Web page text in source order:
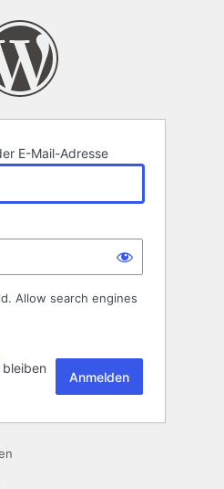
E-Mail-Adresse
Allow search engines